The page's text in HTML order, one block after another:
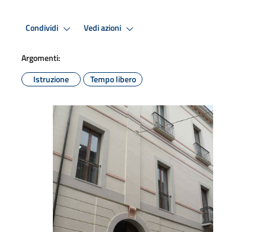
Condividi Vedi azioni
Argomenti:
Istruzione
Tempo libero